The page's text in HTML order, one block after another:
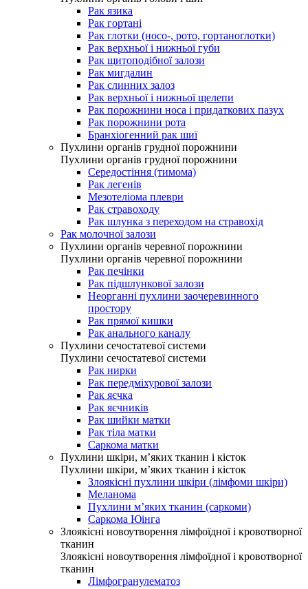
Рак язика
Рак гортані
Рак глотки (носо-, рото, гортаноглотки)
Рак верхньої і нижньої губи
Рак щитоподібної залози
Рак мигдалин
Рак слинних залоз
Рак верхньої і нижньої щелепи
Рак порожнини носа і придаткових пазух
Рак порожнини рота
Бранхіогенний рак шиї
Пухлини органів грудної порожнини
Пухлини органів грудної порожнини
Середостіння (тимома)
Рак легенів
Мезотеліома плеври
Рак стравоходу
Рак шлунка з переходом на стравохід
Рак молочної залози
Пухлини органів черевної порожнини
Пухлини органів черевної порожнини
Рак печінки
Рак підшлункової залози
Неорганні пухлини заочеревинного
простору
Рак прямої кишки
Рак анального каналу
Пухлини сечостатевої системи
Пухлини сечостатевої системи
Рак нирки
Рак передміхурової залози
Рак яєчка
Рак яєчників
Рак шийки матки
Рак тіла матки
Саркома матки
Пухлини шкіри, м’яких тканин і кісток
Пухлини шкіри, м’яких тканин і кісток
Злоякісні пухлини шкіри (лімфоми шкіри)
Меланома
Пухлини м’яких тканин (саркоми)
Саркома Юінга
Злоякісні новоутворення лімфоїдної і кровотворної
тканин
Злоякісні новоутворення лімфоїдної і кровотворної
тканин
Лімфогранулематоз